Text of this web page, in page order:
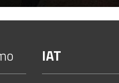
IAT